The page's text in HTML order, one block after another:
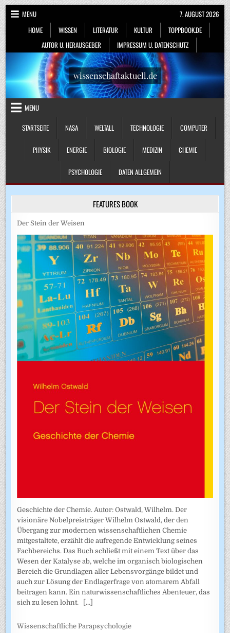
Skip
to
content
MENU
HOME
WISSEN LITERATUR KULTUR
TOPPBOOK.DE
AUTOR U. HERAUSGEBER
IMPRESSUM U. DATENSCHUTZ
7. AUGUST 2026
wissenschaftaktuell.de
MENU
STARTSEITE
NASA WELTALL TECHNOLOGIE COMPUTER
PHYSIK ENERGIE BIOLOGIE MEDIZIN CHEMIE
PSYCHOLOGIE DATEN ALLGEMEIN
FEATURES BOOK
Der Stein der Weisen
Geschichte der Chemie. Autor: Ostwald, Wilhelm. Der
visionäre Nobelpreisträger Wilhelm Ostwald, der den
Übergang zur modernen wissenschaftlichen Chemie
mitgestaltete, erzählt die aufregende Entwicklung seines
Fachbereichs. Das Buch schließt mit einem Text über das
Wesen der Katalyse ab, welche im organisch biologischen
Bereich die Grundlagen aller Lebensvorgänge bildet und
auch zur Lösung der Endlagerfrage von atomarem Abfall
beitragen kann. Ein naturwissenschaftliches Abenteuer, das
sich zu lesen lohnt.
[...]
Wissenschaftliche Parapsychologie